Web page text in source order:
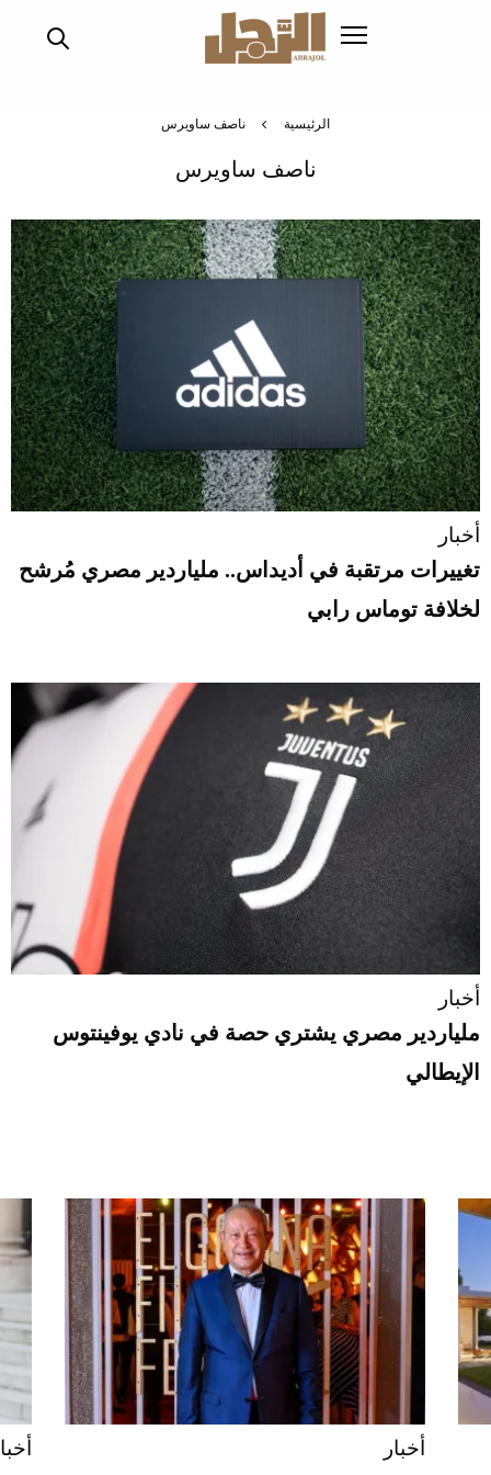
الرئيسية ناصف ساويرس
ناصف ساويرس
أخبار
تغييرات مرتقبة في أديداس.. ملياردير مصري مُرشح
لخلافة توماس رابي
أخبار
ملياردير مصري يشتري حصة في نادي يوفينتوس
الإيطالي
أخبار